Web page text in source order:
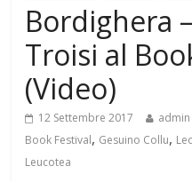
Bordighera
Troisi al
(Video)
12 Settembre 2017 admin
Book Festival, Gesuino Collu,
Leucotea